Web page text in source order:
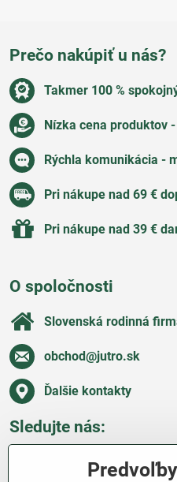
Prečo nakúpiť u nás?
Takmer 100 %
Nízka cena produktov
Rýchla komunikácia -
Pri nákupe nad 69 €
Pri nákupe nad 39 €
O spoločnosti
Slovenská rodinná
obchod​@jutro​.sk
Ďalšie kontakty
Sledujte nás: